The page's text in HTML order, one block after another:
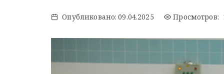
Опубликовано: 09.04.2025 Просмотров: